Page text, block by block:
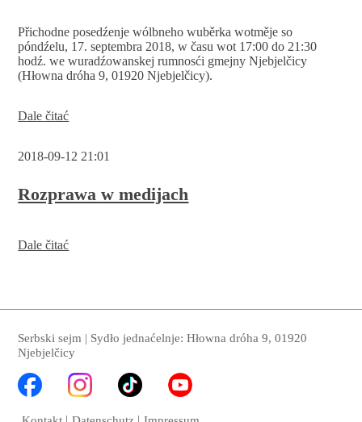
Přichodne posedźenje wólbneho wuběrka wotměje so
póndźelu, 17. septembra 2018, w času wot 17:00 do 21:30
hodź. we wuradźowanskej rumnosći gmejny Njebjelčicy
(Hłowna dróha 9, 01920 Njebjelčicy).
Dale čitaćWozjewjenje
2018-09-12 21:01
Rozprawa w medijach
Dale čitaćRozprawa
Serbski sejm | Sydło jednaćelnje: Hłowna dróha 9, 01920
Njebjelčicy